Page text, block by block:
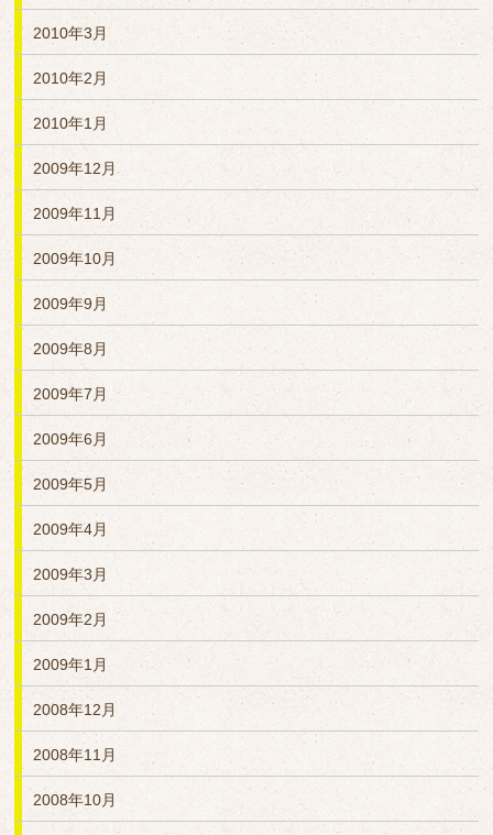
2010年3月
2010年2月
2010年1月
2009年12月
2009年11月
2009年10月
2009年9月
2009年8月
2009年7月
2009年6月
2009年5月
2009年4月
2009年3月
2009年2月
2009年1月
2008年12月
2008年11月
2008年10月